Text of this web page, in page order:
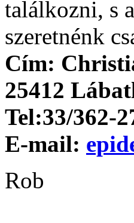
találkozni, s
szeretnénk
Cím:
25412
Tel:33/362-
E-mail:
Rob